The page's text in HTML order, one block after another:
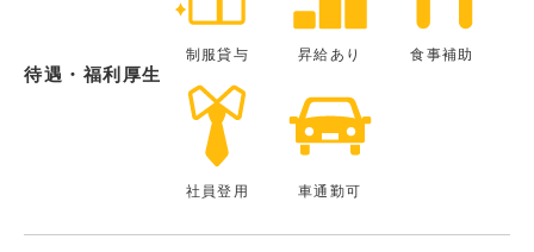
待遇・福利厚生
制服貸与 昇給あり 食事補助
社員登用 車通勤可